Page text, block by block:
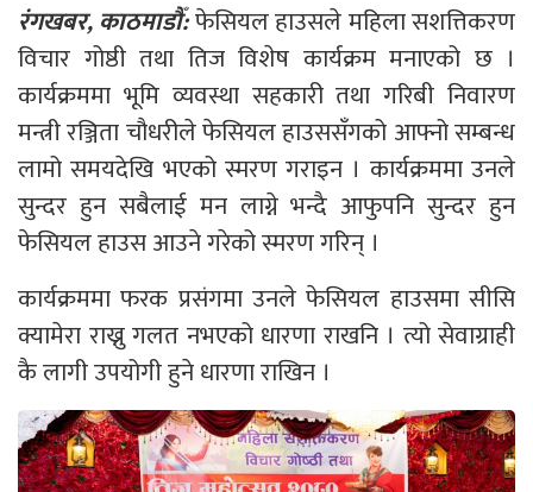
रंगखबर, काठमाडौँ:फेसियल हाउसले महिला सशत्तिकरण
विचार गोष्ठी तथा तिज विशेष कार्यक्रम मनाएको छ ।
कार्यक्रममा भूमि व्यवस्था सहकारी तथा गरिबी निवारण
मन्त्री रञ्जिता चौधरीले फेसियल हाउससँगको आफ्नो सम्बन्ध
लामो समयदेखि भएको स्मरण गराइन । कार्यक्रममा उनले
सुन्दर हुन सबैलाई मन लाग्ने भन्दै आफुपनि सुन्दर हुन
फेसियल हाउस आउने गरेको स्मरण गरिन् ।
कार्यक्रममा फरक प्रसंगमा उनले फेसियल हाउसमा सीसि
क्यामेरा राख्नु गलत नभएको धारणा राखनि । त्यो सेवाग्राही
कै लागी उपयोगी हुने धारणा राखिन ।